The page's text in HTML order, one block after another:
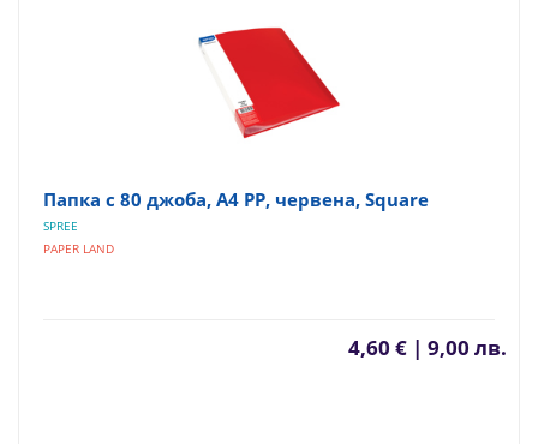
Папка с 80 джоба, A4 PP, червена, Square
SPREE
PAPER LAND
4,60 € | 9,00 лв.